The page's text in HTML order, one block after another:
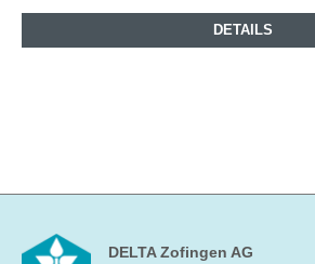
DETAILS
DELTA Zofingen AG